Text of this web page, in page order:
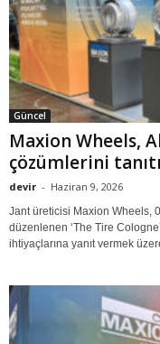
Güncel
Maxion Wheels,
çözümlerini
devir - Haziran 9, 2026
Jant üreticisi Maxion Wheels,
düzenlenen ‘The Tire
ihtiyaçlarına yanıt vermek